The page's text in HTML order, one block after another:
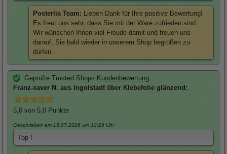
Posterlia Team: Lieben Dank für Ihre positive Bewertung!
Es freut uns sehr, dass Sie mit der Ware zufrieden sind.
Wir wünschen Ihnen viel Freude damit und freuen uns
darauf, Sie bald wieder in unserem Shop begrüßen zu
dürfen.
Geprüfte Trusted Shops Kundenbewertung
Franz-xaver N. aus Ingolstadt über Klebefolie glänzend :
5,0 von 5,0 Punkte
Geschrieben am 15.07.2026 um 12:29 Uhr
Top !